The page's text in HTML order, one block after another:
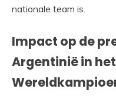
nationale team is.
Impact op de
Argentinië in het